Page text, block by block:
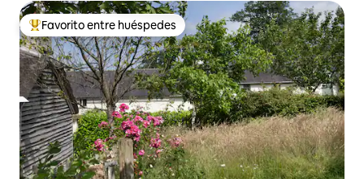
Favorito entre huéspedes preferido
Favorito entre huéspedes